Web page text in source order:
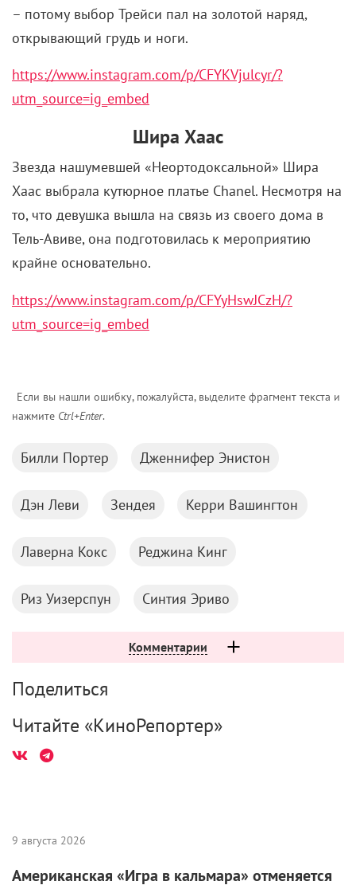
– потому выбор Трейси пал на золотой наряд,
открывающий грудь и ноги.
https://www.instagram.com/p/CFYKVjulcyr/?
utm_source=ig_embed
Шира Хаас
Звезда нашумевшей «Неортодоксальной» Шира
Хаас выбрала кутюрное платье Chanel. Несмотря на
то, что девушка вышла на связь из своего дома в
Тель-Авиве, она подготовилась к мероприятию
крайне основательно.
https://www.instagram.com/p/CFYyHswJCzH/?
utm_source=ig_embed
Если вы нашли ошибку, пожалуйста, выделите фрагмент текста и
нажмите Ctrl+Enter.
Билли Портер Дженнифер Энистон
Дэн Леви Зендея Керри Вашингтон
Лаверна Кокс Реджина Кинг
Риз Уизерспун Синтия Эриво
Комментарии
Поделиться
Читайте «КиноРепортер»
9 августа 2026
Американская «Игра в кальмара» отменяется